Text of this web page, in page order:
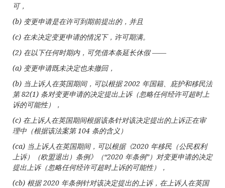
可，
(b) 变更申请是在许可到期前提出的，并且
(c) 在未决定变更申请的情况下， 许可期满。
(2) 在以下任何时期内，可凭借本条延长休假 ——
(a) 变更申请既未决定也未撤回，
(b) 当上诉人在英国期间，可以根据2002 年国籍、庇护和移民法
第82(1) 条对变更申请的决定提出上诉（忽略任何经许可超时上
诉的可能性）
，
(c) 在上诉人在英国期间根据该条针对该决定提出的上诉正在审
理中（根据该法案第104 条的含义）
(ca) 当上诉人在英国期间，可以根据《2020 年移民（公民权利
上诉）（欧盟退出）条例》（“2020 年条例”） 对变更申请的决定
提出上诉（忽略任何经许可超时上诉的可能性）
，
(cb) 根据2020 年条例针对该决定提出的上诉，在上诉人在英国